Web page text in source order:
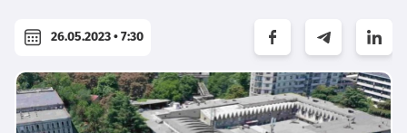
26.05.2023 • 7:30